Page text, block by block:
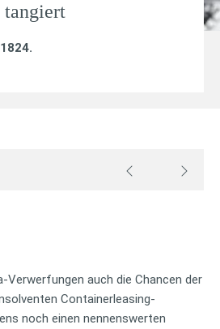
tangiert
.
Verwerfungen auch die Chancen der
Containerleasing-
noch einen nennenswerten